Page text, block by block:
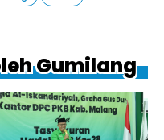
Gumilang